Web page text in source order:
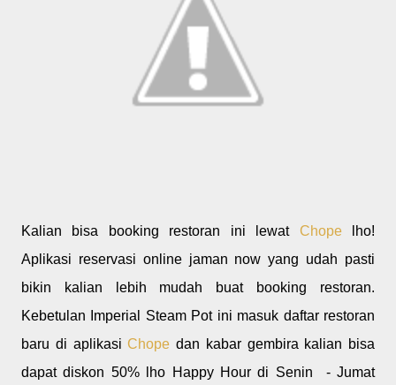
Kalian bisa booking restoran ini lewat Chopelho!
Aplikasi reservasi online jaman now yang udah pasti
bikin kalian lebih mudah buat booking restoran.
Kebetulan Imperial Steam Pot ini masuk daftar restoran
baru di aplikasiChope dan kabar gembira kalian bisa
dapat diskon 50% lho Happy Hour di Senin - Jumat